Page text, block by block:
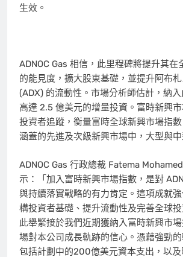
生效。
ADNOC Gas 相信，此里程碑將提升其在
的能見度，擴大股東基礎，並提升阿布
(ADX) 的流動性。市場分析師估計，納
高達 2.5 億美元的增量投資。富時新興
投資者追蹤，衡量富時全球新興市場指數
涵蓋的先進及次級新興市場中，大型與中
ADNOC Gas 行政總裁 Fatema
示：「加入富時新興市場指數，是對
與持續落實戰略的有力肯定。這項成就
構投資者基礎、提升流動性及完善全球投
此舉緊接於我們近期獲納入富時新興市
場對本公司成長軌跡的信心。憑藉強勁的
包括計劃中的200億美元資本支出，以